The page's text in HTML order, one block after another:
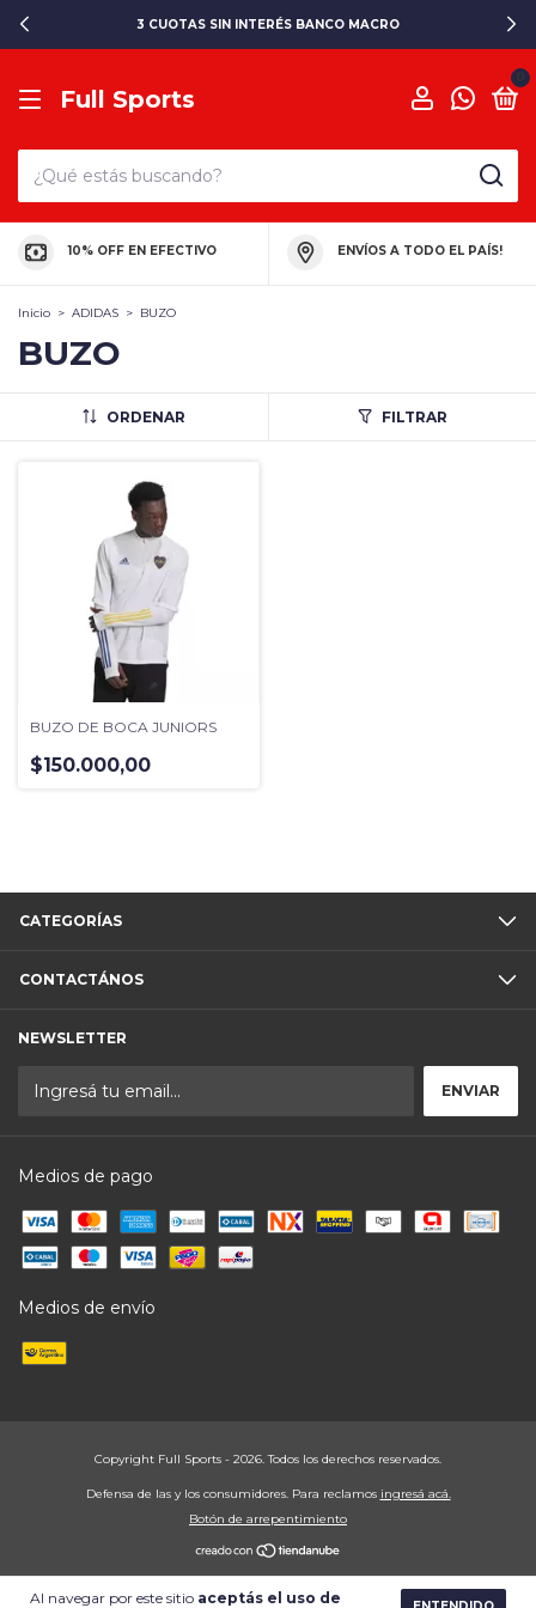
3 CUOTAS SIN INTERÉS BANCO MACRO
Full Sports
10% OFF EN EFECTIVO ENVÍOS A TODO EL PAÍS!
Al navegar por este sitio aceptás el uso de
Inicio > ADIDAS > BUZO
BUZO
ORDENAR FILTRAR
BUZO DE BOCA JUNIORS
$150.000,00
CATEGORÍAS
CONTACTÁNOS
NEWSLETTER
Medios de pago
Medios de envío
Copyright Full Sports - 2026. Todos los derechos reservados.
Defensa de las y los consumidores. Para reclamos ingresá acá.
Botón de arrepentimiento